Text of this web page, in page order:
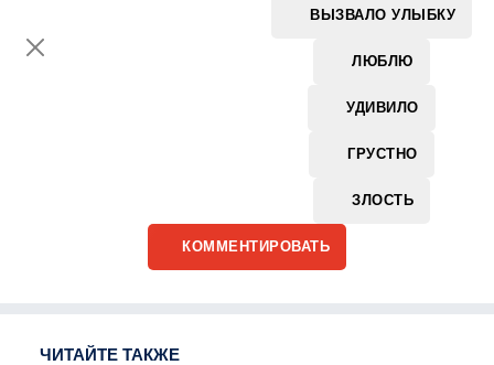
ВЫЗВАЛО УЛЫБКУ
ЛЮБЛЮ
УДИВИЛО
ГРУСТНО
ЗЛОСТЬ
КОММЕНТИРОВАТЬ
ЧИТАЙТЕ ТАКЖЕ